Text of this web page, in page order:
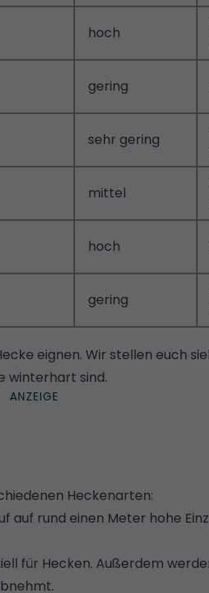
hoch
gering
sehr gering
mittel
hoch
gering
eignen. Wir stellen euch
winterhart sind.
Heckenarten:
auf rund einen Meter hohe
für Hecken. Außerdem